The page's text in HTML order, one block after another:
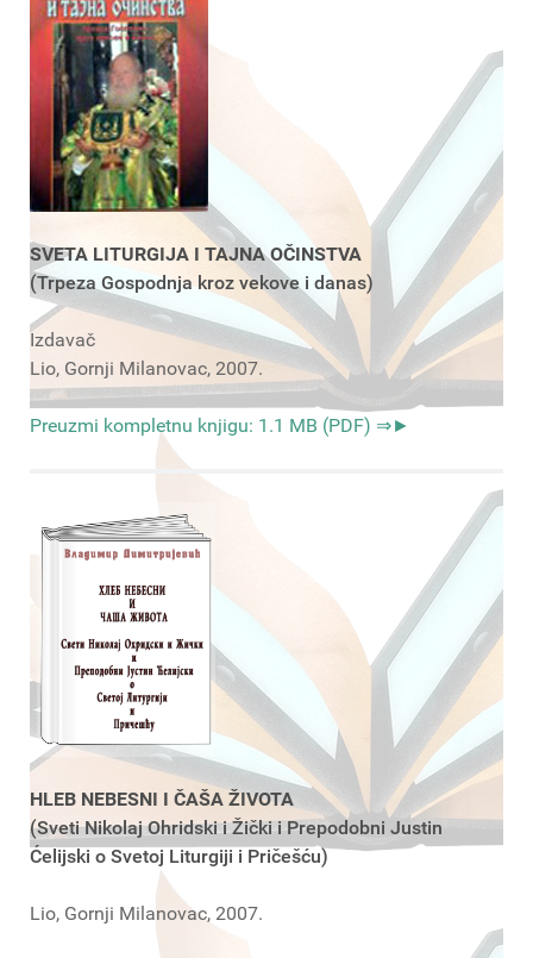
SVETA LITURGIJA I TAJNA OČINSTVA
(Trpeza Gospodnja kroz vekove i danas)
Izdavač
Lio, Gornji Milanovac, 2007.
Preuzmi kompletnu knjigu: 1.1 MB (PDF) ⇒►
HLEB NEBESNI I ČAŠA ŽIVOTA
(Sveti Nikolaj Ohridski i Žički i Prepodobni Justin
Ćelijski o Svetoj Liturgiji i Pričešću)
Lio, Gornji Milanovac, 2007.